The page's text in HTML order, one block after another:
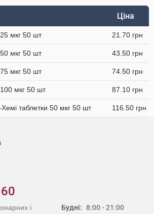
Ціна
25 мкг 50 шт 21.70 грн
50 мкг 50 шт 43.50 грн
75 мкг 50 шт 74.50 грн
100 мкг 50 шт 87.10 грн
таблетки 50 мкг 50 шт 116.50 грн
Будні: 8:00 - 21:00
і